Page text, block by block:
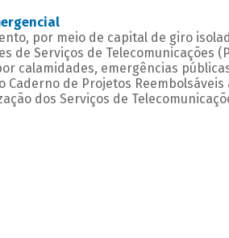
por meio de capital de giro
de Serviços de Telecomunicações
calamidades, emergências
Caderno de Projetos
dos Serviços de